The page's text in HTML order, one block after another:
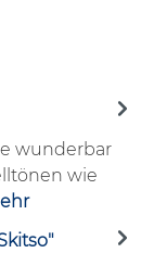
wunderbar
wie